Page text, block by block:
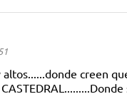
altos......donde creen